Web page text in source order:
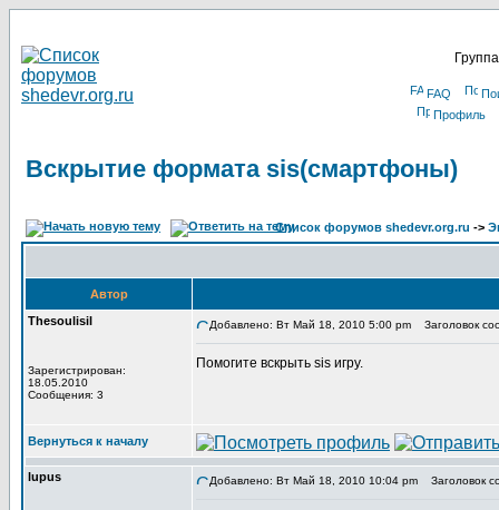
FAQ
Профиль
Вскрытие формата sis(смартфоны)
Список форумов shedevr.org.ru ->
Автор
Thesoulisil
Зарегистрирован:
18.05.2010
Сообщения: 3
Добавлено: Вт Май 18, 2010 5:00 pm Заголовок
Помогите вскрыть sis игру.
Вернуться к началу
lupus Добавлено: Вт Май 18, 2010 10:04 pm Заголовок